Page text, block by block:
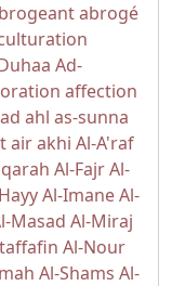
abrogé
Ad-
affection
ahl as-sunna
airakhi Al-A'raf
Al-FajrAl-
Al-ImaneAl-
Masad Al-Miraj
Al-Nour
Al-Shams Al-